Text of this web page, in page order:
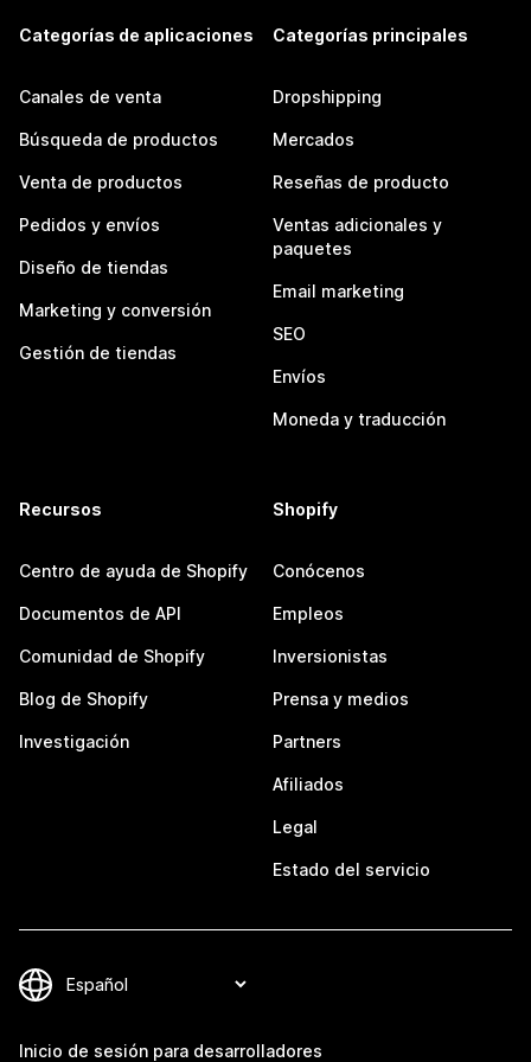
Categorías de aplicaciones
Canales de venta
Búsqueda de productos
Venta de productos
Pedidos y envíos
Diseño de tiendas
Marketing y conversión
Gestión de tiendas
Categorías principales
Dropshipping
Mercados
Reseñas de producto
Ventas adicionales y
paquetes
Email marketing
SEO
Envíos
Moneda y traducción
Recursos
Centro de ayuda de Shopify
Documentos de API
Comunidad de Shopify
Blog de Shopify
Investigación
Shopify
Conócenos
Empleos
Inversionistas
Prensa y medios
Partners
Afiliados
Legal
Estado del servicio
Inicio de sesión para desarrolladores